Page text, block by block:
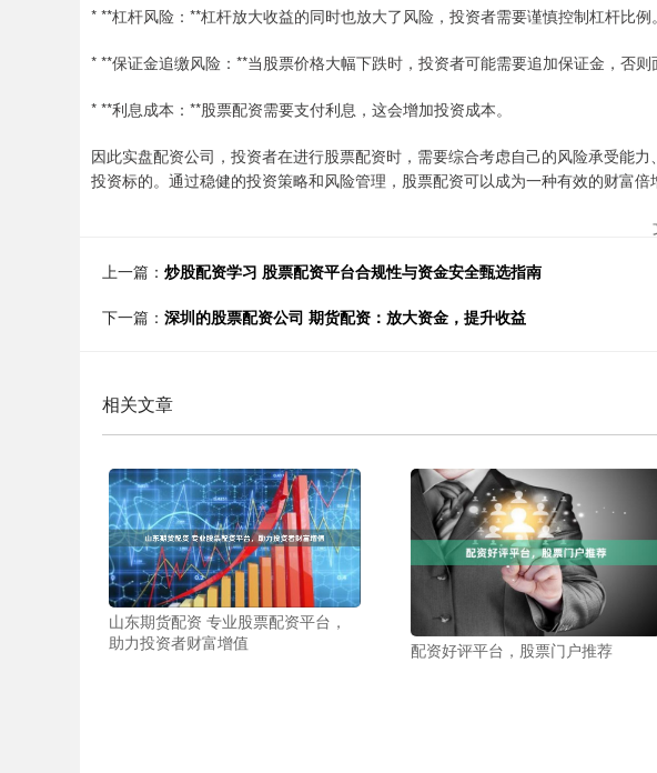
* **杠杆风险：**杠杆放大收益的同时也放大了风险，投资者需要谨慎控制杠杆比例。
* **保证金追缴风险：**当股票价格大幅下跌时，投资者可能需要追加保证金，否则
* **利息成本：**股票配资需要支付利息，这会增加投资成本。
因此实盘配资公司，投资者在进行股票配资时，需要综合考虑自己的风险承受能
投资标的。通过稳健的投资策略和风险管理，股票配资可以成为一种有效的财富倍
上一篇： 炒股配资学习 股票配资平台合规性与资金安全甄选指南
下一篇： 深圳的股票配资公司 期货配资：放大资金，提升收益
相关文章
山东期货配资 专业股票配资平台，
助力投资者财富增值
配资好评平台，股票门户推荐